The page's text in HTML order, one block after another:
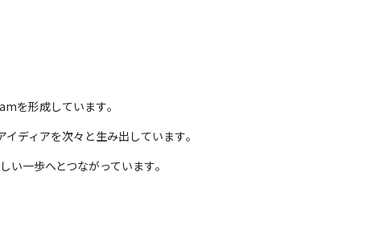
を形成しています｡
ディアを次々と生み出しています｡
い一歩へとつながっています｡